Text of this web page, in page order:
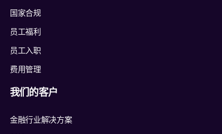
国家合规
员工福利
员工入职
费用管理
我们的客户
金融行业解决方案